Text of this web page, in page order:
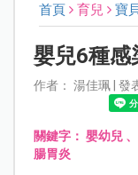
首頁 育兒 寶
嬰兒6種感
作者： 湯佳珮 | 發
關鍵字： 嬰幼兒
腸胃炎